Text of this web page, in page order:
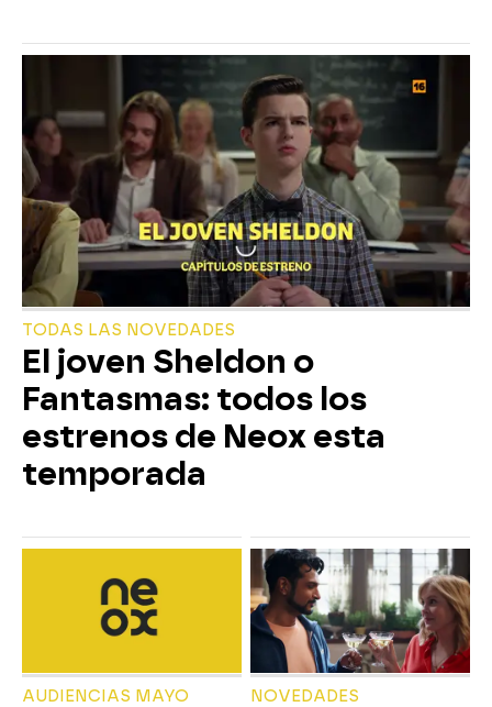
TODAS LAS NOVEDADES
El joven Sheldon o
Fantasmas: todos los
estrenos de Neox esta
temporada
AUDIENCIAS MAYO NOVEDADES